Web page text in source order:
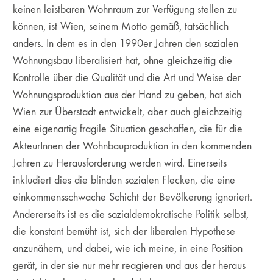
keinen leistbaren Wohnraum zur Verfügung stellen zu
können, ist Wien, seinem Motto gemäß, tatsächlich
anders. In dem es in den 1990er Jahren den sozialen
Wohnungsbau liberalisiert hat, ohne gleichzeitig die
Kontrolle über die Qualität und die Art und Weise der
Wohnungsproduktion aus der Hand zu geben, hat sich
Wien zur Überstadt entwickelt, aber auch gleichzeitig
eine eigenartig fragile Situation geschaffen, die für die
AkteurInnen der Wohnbauproduktion in den kommenden
Jahren zu Herausforderung werden wird. Einerseits
inkludiert dies die blinden sozialen Flecken, die eine
einkommensschwache Schicht der Bevölkerung ignoriert.
Andererseits ist es die sozialdemokratische Politik selbst,
die konstant bemüht ist, sich der liberalen Hypothese
anzunähern, und dabei, wie ich meine, in eine Position
gerät, in der sie nur mehr reagieren und aus der heraus